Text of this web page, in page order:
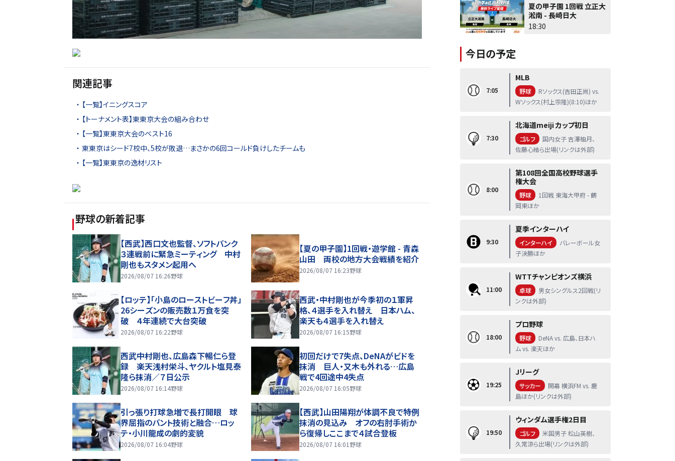
関連記事
【一覧】イニングスコア
【トーナメント表】東東京大会の組み合わせ
【一覧】東東京大会のベスト16
東東京はシード7校中、5校が敗退…まさかの6回コールド負けしたチームも
【一覧】東東京の逸材リスト
野球の新着記事
【西武】西口文也監督、ソフトバンク
３連戦前に緊急ミーティング 中村
剛也もスタメン起用へ
2026/08/07 16:26野球
【夏の甲子園】1回戦・遊学館 - 青森
山田 両校の地方大会戦績を紹介
2026/08/07 16:23野球
【ロッテ】「小島のローストビーフ丼」
26シーズンの販売数１万食を突
破 ４年連続で大台突破
2026/08/07 16:22野球
西武・中村剛也が今季初の１軍昇
格、４選手を入れ替え 日本ハム、
楽天も４選手を入れ替え
2026/08/07 16:15野球
西武中村剛也、広島森下暢仁ら登
録 楽天浅村栄斗、ヤクルト塩見泰
隆ら抹消／７日公示
2026/08/07 16:14野球
初回だけで7失点、DeNAがビドを
抹消 巨人・又木も外れる…広島
戦で4回途中4失点
2026/08/07 16:05野球
引っ張り打球急増で長打開眼 球
界屈指のバント技術と融合…ロッ
テ・小川龍成の劇的変貌
2026/08/07 16:04野球
【西武】山田陽翔が体調不良で特例
抹消の見込み オフの右肘手術か
ら復帰しここまで４試合登板
2026/08/07 16:01 野球
夏の甲子園 1回戦 立正大
淞南 - 長崎日大
18:30
今日の予定
7:05
MLB
野球
Rソックス(吉田正尚) vs.
Wソックス(村上宗隆)(8:10)ほか
7:30
北海道meiji カップ初日
ゴルフ
国内女子 吉澤柚月、
佐藤心結ら出場(リンクは外部)
8:00
第108回全国高校野球選手
権大会
野球
1回戦 東海大甲府 - 鶴
岡東ほか
9:30
夏季インターハイ
インターハイ
バレーボール女
子決勝ほか
11:00
WTTチャンピオンズ横浜
卓球
男女シングルス2回戦(リ
ンクは外部)
18:00
プロ野球
野球
DeNA vs. 広島、日本ハ
ム vs. 楽天ほか
19:25
Jリーグ
サッカー
開幕 横浜FM vs. 鹿
島ほか(リンクは外部)
19:50
ウィンダム選手権2日目
ゴルフ
米国男子 松山英樹、
久常涼ら出場(リンクは外部)